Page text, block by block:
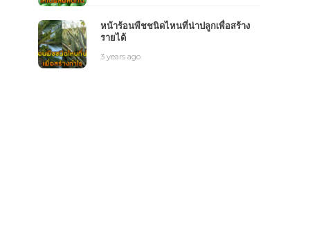
หน้าร้อนพืชชนิดไหนที่น่าปลูกเพื่อสร้าง
รายได้
3 years ago